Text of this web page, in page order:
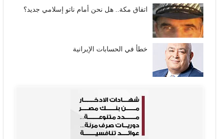
اتفاق مكة.. هل نحن أمام ناتو إسلامي جديد؟
خطأ في الحسابات الإيرانية